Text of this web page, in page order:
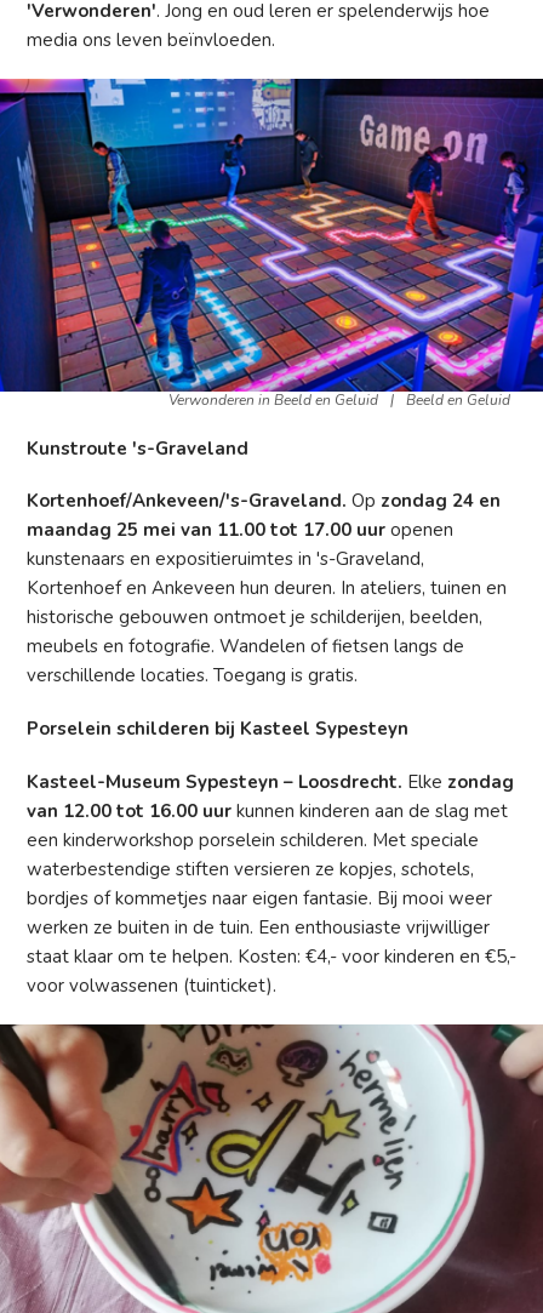
'Verwonderen'. Jong en oud leren er spelenderwijs hoe
media ons leven beïnvloeden.
Verwonderen in Beeld en Geluid | Beeld en Geluid
Kunstroute 's-Graveland
Kortenhoef/Ankeveen/'s-Graveland. Op zondag 24 en
maandag 25 mei van 11.00 tot 17.00 uur openen
kunstenaars en expositieruimtes in 's-Graveland,
Kortenhoef en Ankeveen hun deuren. In ateliers, tuinen en
historische gebouwen ontmoet je schilderijen, beelden,
meubels en fotografie. Wandelen of fietsen langs de
verschillende locaties. Toegang is gratis.
Porselein schilderen bij Kasteel Sypesteyn
Kasteel-Museum Sypesteyn – Loosdrecht. Elke zondag
van 12.00 tot 16.00 uur kunnen kinderen aan de slag met
een kinderworkshop porselein schilderen. Met speciale
waterbestendige stiften versieren ze kopjes, schotels,
bordjes of kommetjes naar eigen fantasie. Bij mooi weer
werken ze buiten in de tuin. Een enthousiaste vrijwilliger
staat klaar om te helpen. Kosten: €4,- voor kinderen en €5,-
voor volwassenen (tuinticket).